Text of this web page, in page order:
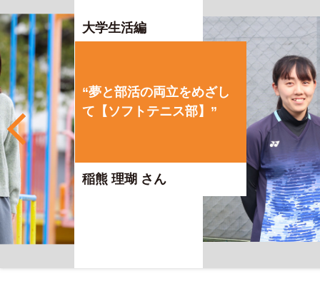
大学生活編
“幅広い年代のサポートが
できるアスレティックトレ
ーナーになりたい”
野々山 葵 さん